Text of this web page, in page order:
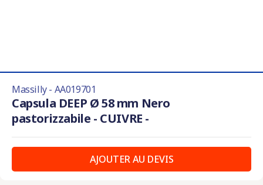
Massilly - AA019701
Capsula DEEP Ø 58 mm Nero
pastorizzabile - CUIVRE -
AJOUTER AU DEVIS